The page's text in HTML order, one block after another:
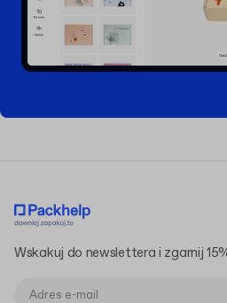
Wskakuj do newslettera i zgarnij